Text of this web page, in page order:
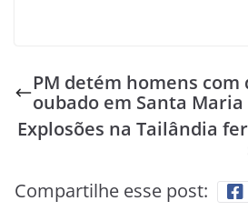
PM detém homens
oubado em Santa Maria
Explosões na Tailândia
Compartilhe esse post: